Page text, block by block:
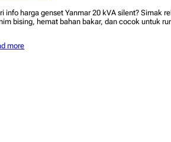
info harga genset Yanmar 20 kVA silent? Simak
bising, hemat bahan bakar, dan cocok untuk
more